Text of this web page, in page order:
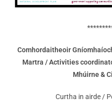
Comhordaitheoir
Martra /Activities
Mhúirne &
Curtha in airde /